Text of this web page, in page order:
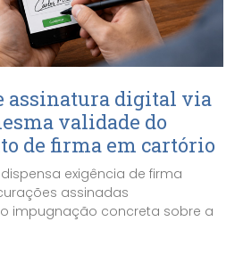
assinatura digital via
validade do
de firma em cartório
exigência de firma
assinadas
impugnação concreta sobre a